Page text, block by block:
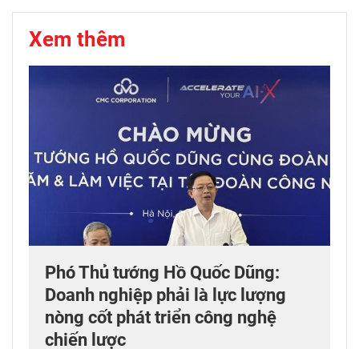
Xem thêm
Phó Thủ tướng Hồ Quốc Dũng:
Doanh nghiệp phải là lực lượng
nòng cốt phát triển công nghệ
chiến lược